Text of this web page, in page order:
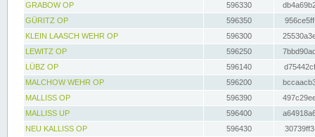
GRABOW OP
596330
GÜRITZ OP
596350
KLEIN LAASCH WEHR OP
596300
LEWITZ OP
596250
LÜBZ OP
596140
MALCHOW WEHR OP
596200
MALLISS OP
596390
MALLISS UP
596400
NEU KALLISS OP
596430